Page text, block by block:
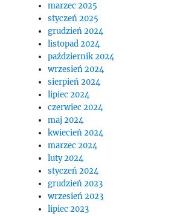
marzec 2025
styczeń 2025
grudzień 2024
listopad 2024
październik 2024
wrzesień 2024
sierpień 2024
lipiec 2024
czerwiec 2024
maj 2024
kwiecień 2024
marzec 2024
luty 2024
styczeń 2024
grudzień 2023
wrzesień 2023
lipiec 2023